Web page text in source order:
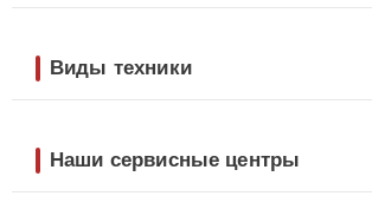
Виды техники
Наши сервисные центры